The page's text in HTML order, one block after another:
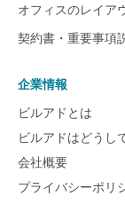
オフィスのレイア
契約書・重要事項
企業情報
ビルアドとは
ビルアドはどうし
会社概要
プライバシーポリ